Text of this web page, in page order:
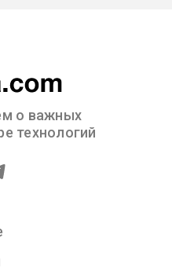
о важных
технологий